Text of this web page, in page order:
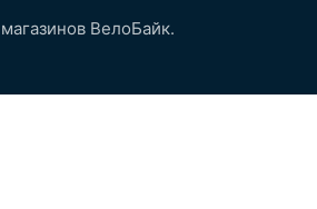
ВелоБайк.